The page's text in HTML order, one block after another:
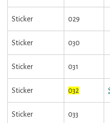
Sticker 029
Sticker 030
Sticker 031
Sticker 032
Sticker 033